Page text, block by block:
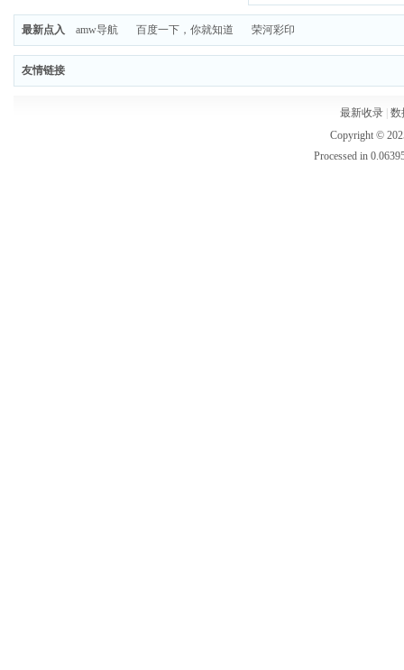
最新点入 amw导航 百度一下，你就知道 荣河彩印
友情链接
最新收录| 数
Copyright ©
Processed in